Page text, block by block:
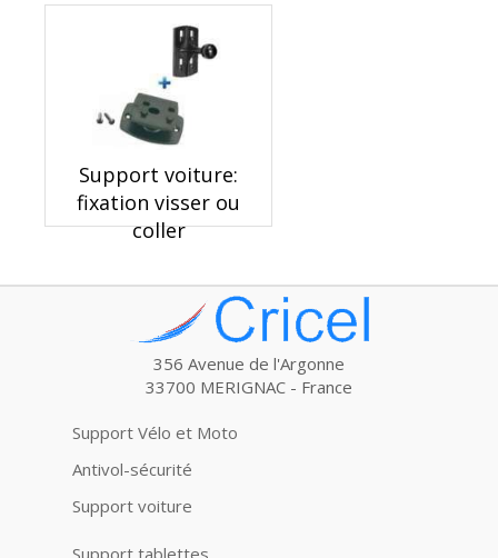
Support voiture:
fixation visser ou
coller
356 Avenue de l'Argonne
33700 MERIGNAC - France
Support Vélo et Moto
Antivol-sécurité
Support voiture
Support tablettes